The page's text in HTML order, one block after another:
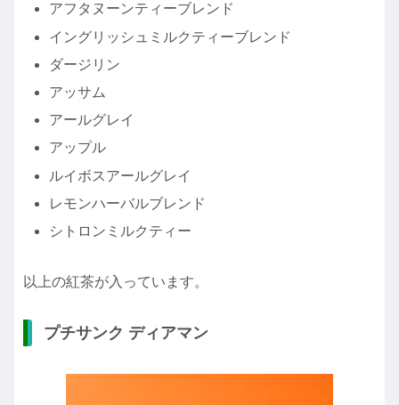
アフタヌーンティーブレンド
イングリッシュミルクティーブレンド
ダージリン
アッサム
アールグレイ
アップル
ルイボスアールグレイ
レモンハーバルブレンド
シトロンミルクティー
以上の紅茶が入っています。
プチサンク ディアマン